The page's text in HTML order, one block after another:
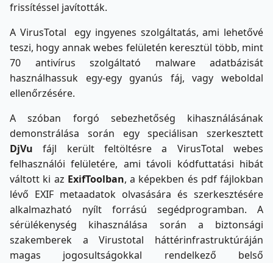
frissítéssel javították.
A VirusTotal egy ingyenes szolgáltatás, ami lehetővé
teszi, hogy annak webes felületén keresztül több, mint
70 antivírus szolgáltató malware adatbázisát
használhassuk egy-egy gyanús fáj, vagy weboldal
ellenőrzésére.
A szóban forgó sebezhetőség kihasználásának
demonstrálása során egy speciálisan szerkesztett
DjVu fájl került feltöltésre a VirusTotal webes
felhasználói felületére, ami távoli kódfuttatási hibát
váltott ki az ExifToolban, a képekben és pdf fájlokban
lévő EXIF metaadatok olvasására és szerkesztésére
alkalmazható nyílt forrású segédprogramban. A
sérülékenység kihasználása során a biztonsági
szakemberek a Virustotal háttérinfrastruktúráján
magas jogosultságokkal rendelkező belső